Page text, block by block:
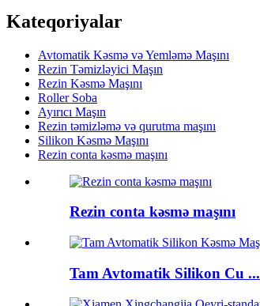
Kateqoriyalar
Avtomatik Kəsmə və Yemləmə Maşını
Rezin Təmizləyici Maşın
Rezin Kəsmə Maşını
Roller Soba
Ayırıcı Maşın
Rezin təmizləmə və qurutma maşını
Silikon Kəsmə Maşını
Rezin conta kəsmə maşını
Rezin conta kəsmə maşını
Tam Avtomatik Silikon Cu ...